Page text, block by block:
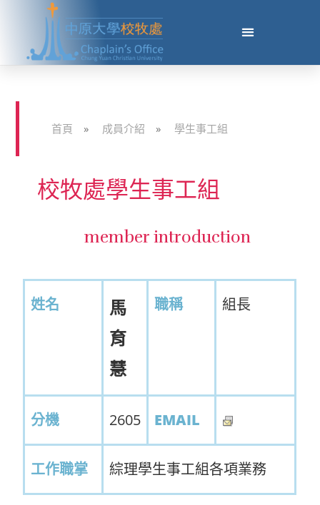
首頁 » 成員介紹 » 學生事工組
校牧處學生事工組
member introduction
姓名
馬
育
慧
職稱 組長
分機 2605 EMAIL
工作職掌 綜理學生事工組各項業務